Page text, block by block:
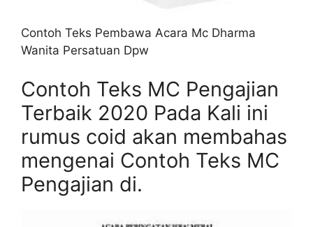
Contoh Teks Pembawa Acara Mc Dharma
Wanita Persatuan Dpw
Contoh Teks MC Pengajian
Terbaik 2020 Pada Kali ini
rumus coid akan membahas
mengenai Contoh Teks MC
Pengajian di.